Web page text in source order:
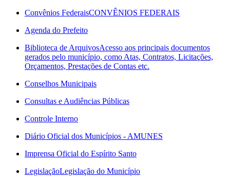
Convênios FederaisCONVÊNIOS FEDERAIS
Agenda do Prefeito
Biblioteca de ArquivosAcesso aos principais documentos
gerados pelo município, como Atas, Contratos, Licitações,
Orçamentos, Prestações de Contas etc.
Conselhos Municipais
Consultas e Audiências Públicas
Controle Interno
Diário Oficial dos Municípios - AMUNES
Imprensa Oficial do Espírito Santo
LegislaçãoLegislação do Município